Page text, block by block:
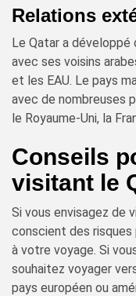
Relations
Le Qatar a
avec ses voisins
et les EAU. Le pays
avec de nombreuses
le Royaume-Uni, la
Conseils
visitant le
Si vous envisagez de
conscient des
à votre voyage. Si
souhaitez voyager
pays européen ou